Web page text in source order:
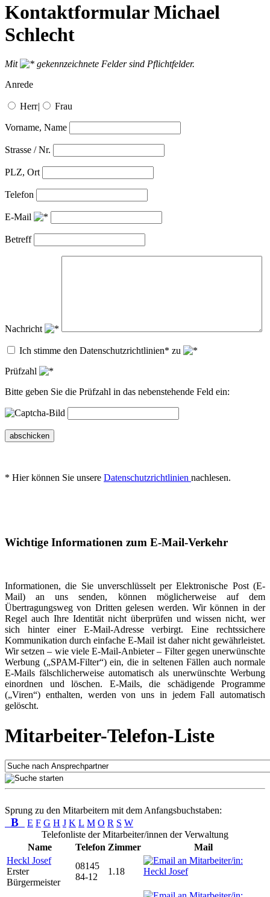
Kontaktformular Michael
Schlecht
Mit
gekennzeichnete Felder sind Pflichtfelder.
Anrede
Herr| Frau
Vorname, Name
Strasse / Nr.
PLZ, Ort
Telefon
E-Mail
Betreff
Nachricht
Ich stimme den Datenschutzrichtlinien* zu
Prüfzahl
Bitte geben Sie die Prüfzahl in das nebenstehende Feld ein:
abschicken
* Hier können Sie unsere Datenschutzrichtlinien nachlesen.
Wichtige Informationen zum E-Mail-Verkehr
Informationen, die Sie unverschlüsselt per Elektronische Post (E-
Mail) an uns senden, können möglicherweise auf dem
Übertragungsweg von Dritten gelesen werden. Wir können in der
Regel auch Ihre Identität nicht überprüfen und wissen nicht, wer
sich hinter einer E-Mail-Adresse verbirgt. Eine rechtssichere
Kommunikation durch einfache E-Mail ist daher nicht gewährleistet.
Wir setzen – wie viele E-Mail-Anbieter – Filter gegen unerwünschte
Werbung („SPAM-Filter“) ein, die in seltenen Fällen auch normale
E-Mails fälschlicherweise automatisch als unerwünschte Werbung
einordnen und löschen. E-Mails, die schädigende Programme
(„Viren“) enthalten, werden von uns in jedem Fall automatisch
gelöscht.
Mitarbeiter-Telefon-Liste
Sprung zu den Mitarbeitern mit dem Anfangsbuchstaben:
B E F G H J K L M O R S W
Telefonliste der Mitarbeiter/innen der Verwaltung
Name
Telefon Zimmer
Mail
Heckl Josef
Erster
Bürgermeister
08145
84-12
1.18